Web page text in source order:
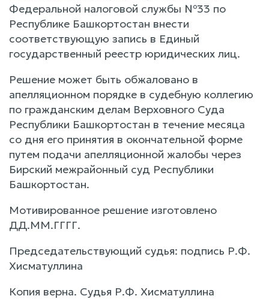
Федеральной налоговой службы №33 по
Республике Башкортостан внести
соответствующую запись в Единый
государственный реестр юридических лиц.
Решение может быть обжаловано в
апелляционном порядке в судебную коллегию
по гражданским делам Верховного Суда
Республики Башкортостан в течение месяца
со дня его принятия в окончательной форме
путем подачи апелляционной жалобы через
Бирский межрайонный суд Республики
Башкортостан.
Мотивированное решение изготовлено
ДД.ММ.ГГГГ.
Председательствующий судья: подпись Р.Ф.
Хисматуллина
Копия верна. Судья Р.Ф. Хисматуллина